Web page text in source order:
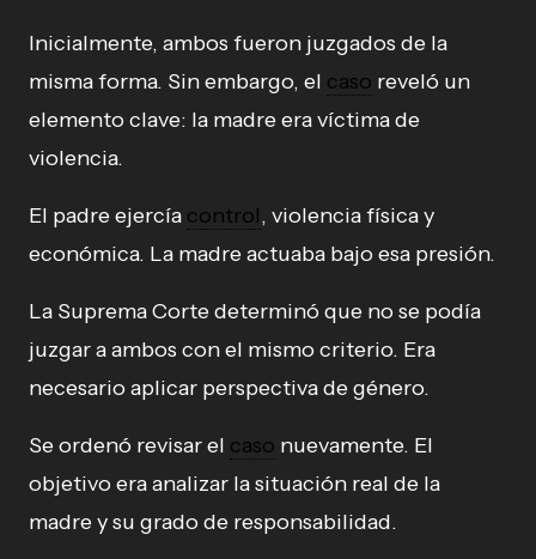
Inicialmente, ambos fueron juzgados de la
misma forma. Sin embargo, el caso reveló un
elemento clave: la madre era víctima de
violencia.
El padre ejercía control, violencia física y
económica. La madre actuaba bajo esa presión.
La Suprema Corte determinó que no se podía
juzgar a ambos con el mismo criterio. Era
necesario aplicar perspectiva de género.
Se ordenó revisar el caso nuevamente. El
objetivo era analizar la situación real de la
madre y su grado de responsabilidad.